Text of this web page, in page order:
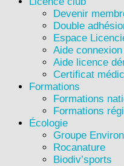
Devenir
Double
Espace
Aide
Aide licence
Certificat
Formations
Formations
Formations
Écologie
Groupe
Rocanature
Biodiv’sports